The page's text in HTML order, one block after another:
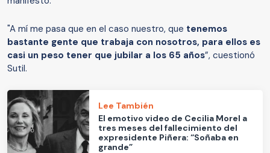
"A mí me pasa que en el caso nuestro, que tenemos
bastante gente que trabaja con nosotros, para ellos es
casi un peso tener que jubilar a los 65 años”, cuestionó
Sutil.
Lee También
El emotivo video de Cecilia Morel a
tres meses del fallecimiento del
expresidente Piñera: “Soñaba en
grande”